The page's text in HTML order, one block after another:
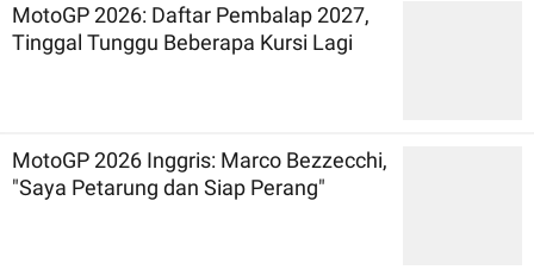
MotoGP 2026: Daftar Pembalap 2027,
Tinggal Tunggu Beberapa Kursi Lagi
MotoGP 2026 Inggris: Marco Bezzecchi,
"Saya Petarung dan Siap Perang"